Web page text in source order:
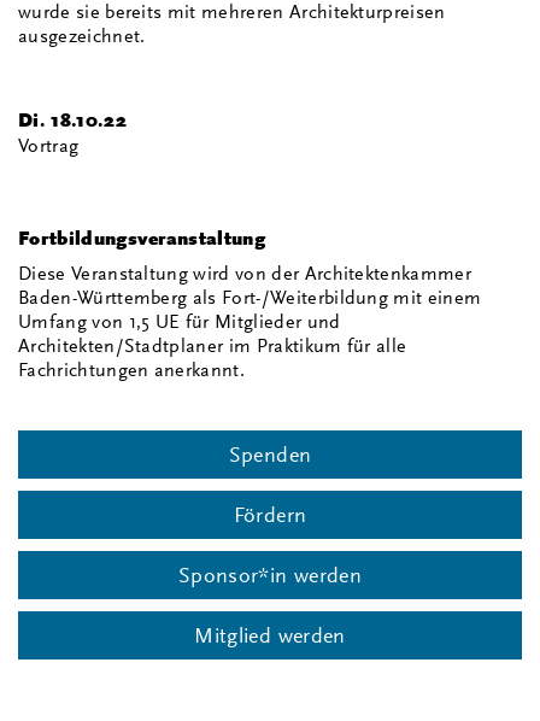
wurde sie bereits mit mehreren Architekturpreisen
ausgezeichnet.
Di. 18.10.22
Vortrag
Fortbildungsveranstaltung
Diese Veranstaltung wird von der Architektenkammer
Baden-Württemberg als Fort-/Weiterbildung mit einem
Umfang von 1,5 UE für Mitglieder und
Architekten/Stadtplaner im Praktikum für alle
Fachrichtungen anerkannt.
Spenden
Fördern
Sponsor*in werden
Mitglied werden